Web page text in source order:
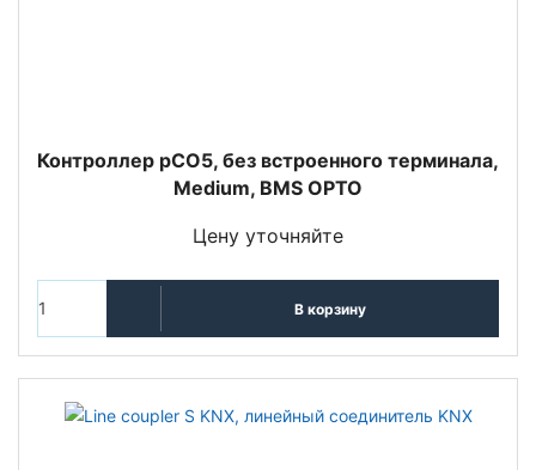
Контроллер pCO5, без встроенного терминала,
Medium, BMS OPTO
Цену уточняйте
В корзину